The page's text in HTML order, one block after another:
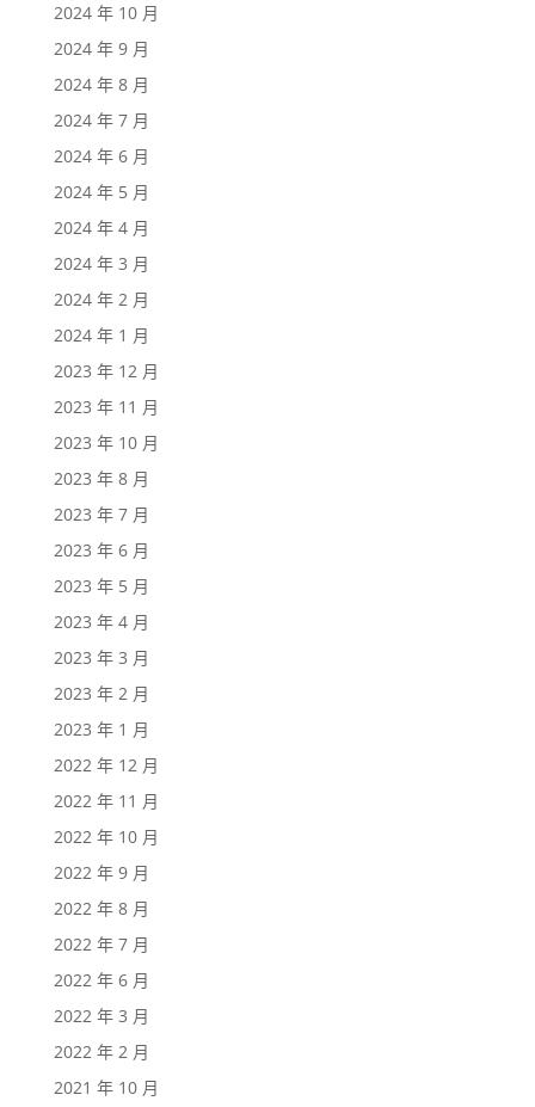
2024 年 10 月
2024 年 9 月
2024 年 8 月
2024 年 7 月
2024 年 6 月
2024 年 5 月
2024 年 4 月
2024 年 3 月
2024 年 2 月
2024 年 1 月
2023 年 12 月
2023 年 11 月
2023 年 10 月
2023 年 8 月
2023 年 7 月
2023 年 6 月
2023 年 5 月
2023 年 4 月
2023 年 3 月
2023 年 2 月
2023 年 1 月
2022 年 12 月
2022 年 11 月
2022 年 10 月
2022 年 9 月
2022 年 8 月
2022 年 7 月
2022 年 6 月
2022 年 3 月
2022 年 2 月
2021 年 10 月